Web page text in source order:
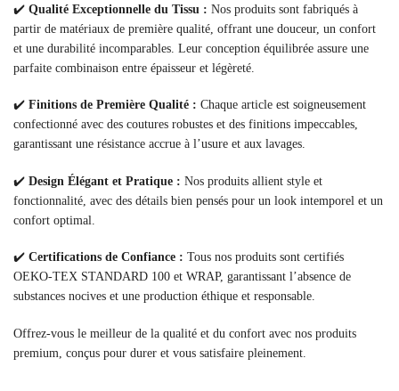
✔️ Qualité Exceptionnelle du Tissu : Nos produits sont fabriqués à
partir de matériaux de première qualité, offrant une douceur, un confort
et une durabilité incomparables. Leur conception équilibrée assure une
parfaite combinaison entre épaisseur et légèreté.
✔️ Finitions de Première Qualité : Chaque article est soigneusement
confectionné avec des coutures robustes et des finitions impeccables,
garantissant une résistance accrue à l’usure et aux lavages.
✔️ Design Élégant et Pratique : Nos produits allient style et
fonctionnalité, avec des détails bien pensés pour un look intemporel et un
confort optimal.
✔️ Certifications de Confiance : Tous nos produits sont certifiés
OEKO-TEX STANDARD 100 et WRAP, garantissant l’absence de
substances nocives et une production éthique et responsable.
Offrez-vous le meilleur de la qualité et du confort avec nos produits
premium, conçus pour durer et vous satisfaire pleinement.